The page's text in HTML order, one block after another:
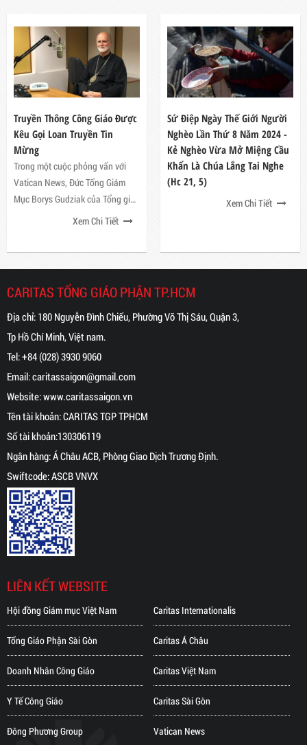
Truyền Thông Công Giáo Được
Kêu Gọi Loan Truyền Tin
Mừng
Trong một cuộc phỏng vấn với
Vatican News, Đức Tổng Giám
Mục Borys Gudziak của Tổng giáo
phận Công giáo Ucraina tại
Xem Chi Tiết
Sứ Điệp Ngày Thế Giới Người
Nghèo Lần Thứ 8 Năm 2024 -
Kẻ Nghèo Vừa Mở Miệng Cầu
Khẩn Là Chúa Lắng Tai Nghe
(Hc 21, 5)
Xem Chi Tiết
CARITAS TỔNG GIÁO PHẬN TP.HCM
Địa chỉ: 180 Nguyễn Đình Chiểu, Phường Võ Thị Sáu, Quận 3,
Tp Hồ Chí Minh, Việt nam.
Tel:+84 (028) 3930 9060
Email:caritassaigon@gmail.com
Website:www.caritassaigon.vn
Tên tài khoản: CARITAS TGP TPHCM
Số tài khoản:130306119
Ngân hàng: Á Châu ACB, Phòng Giao Dịch Trương Định.
Swiftcode: ASCB VNVX
LIÊN KẾT WEBSITE
Hội đồng Giám mục Việt Nam
Tổng Giáo Phận Sài Gòn
Doanh Nhân Công Giáo
Y Tế Công Giáo
Đông Phương Group
Caritas Internationalis
Caritas Á Châu
Caritas Việt Nam
Caritas Sài Gòn
Vatican News